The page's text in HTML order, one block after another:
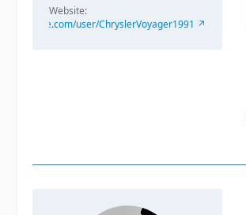
Website
user/ChryslerVoyager1991